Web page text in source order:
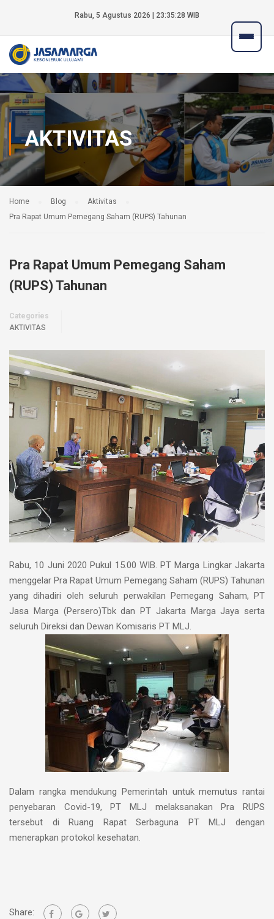
Rabu, 5 Agustus 2026 | 23:35:28 WIB
AKTIVITAS
Home Blog
Aktivitas
Pra Rapat Umum Pemegang Saham (RUPS) Tahunan
Pra Rapat Umum Pemegang Saham
(RUPS) Tahunan
Categories
AKTIVITAS
Rabu, 10 Juni 2020 Pukul 15.00 WIB. PT Marga Lingkar Jakarta
menggelar Pra Rapat Umum Pemegang Saham (RUPS) Tahunan
yang dihadiri oleh seluruh perwakilan Pemegang Saham, PT
Jasa Marga (Persero)Tbk dan PT Jakarta Marga Jaya serta
seluruh Direksi dan Dewan Komisaris PT MLJ.
Dalam rangka mendukung Pemerintah untuk memutus rantai
penyebaran Covid-19, PT MLJ melaksanakan Pra RUPS
tersebut di Ruang Rapat Serbaguna PT MLJ dengan
menerapkan protokol kesehatan.
Share: